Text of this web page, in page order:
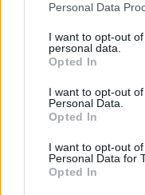
negar su
de su consentimiento,
rechazar tal
cualquier momento
visitando nuestra
Personal Data
I want to opt-out
personal data.
Opted In
I want to opt-out
Personal Data.
Opted In
I want to opt-out
Personal Data for
Opted In